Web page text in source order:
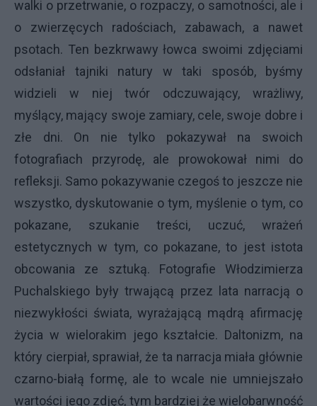
walki o przetrwanie, o rozpaczy, o samotności, ale i
o zwierzęcych radościach, zabawach, a nawet
psotach. Ten bezkrwawy łowca swoimi zdjęciami
odsłaniał tajniki natury w taki sposób, byśmy
widzieli w niej twór odczuwający, wrażliwy,
myślący, mający swoje zamiary, cele, swoje dobre i
złe dni. On nie tylko pokazywał na swoich
fotografiach przyrodę, ale prowokował nimi do
refleksji. Samo pokazywanie czegoś to jeszcze nie
wszystko, dyskutowanie o tym, myślenie o tym, co
pokazane, szukanie treści, uczuć, wrażeń
estetycznych w tym, co pokazane, to jest istota
obcowania ze sztuką. Fotografie Włodzimierza
Puchalskiego były trwającą przez lata narracją o
niezwykłości świata, wyrażającą mądrą afirmację
życia w wielorakim jego kształcie. Daltonizm, na
który cierpiał, sprawiał, że ta narracja miała głównie
czarno-białą formę, ale to wcale nie umniejszało
wartości jego zdjęć, tym bardziej że wielobarwność